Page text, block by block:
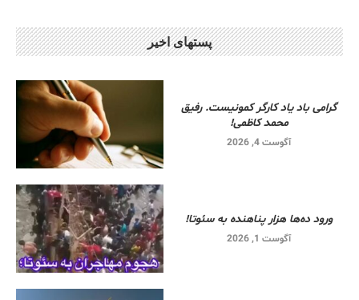
پستهای اخیر
گرامی باد یاد کارگر کمونیست. رفیق
محمد کاظمی!
آگوست 4, 2026
ورود ده‌ها هزار پناهنده به سئوتا!
آگوست 1, 2026